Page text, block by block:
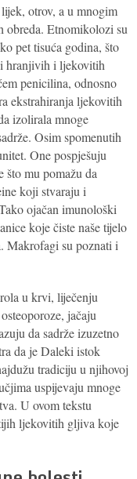
otrov, a u mnogim
obreda. Etnomikolozi su
pet tisuća godina, što
hranjivih i ljekovitih
penicilina, odnosno
ekstrahiranja ljekovitih
izolirala mnoge
Osim spomenutih
One pospješuju
što mu pomažu da
koji stvaraju i
ojačan imunološki
koje čiste naše tijelo
Makrofagi su poznati i
u krvi, liječenju
jačaju
da sadrže izuzetno
da je Daleki istok
tradiciju u njihovoj
uspijevaju mnoge
U ovom tekstu
ljekovitih gljiva koje